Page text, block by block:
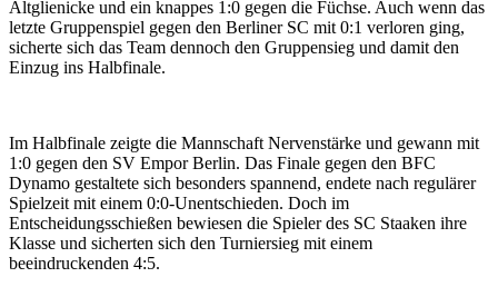
Altglienicke und ein knappes 1:0 gegen die Füchse. Auch wenn das
letzte Gruppenspiel gegen den Berliner SC mit 0:1 verloren ging,
sicherte sich das Team dennoch den Gruppensieg und damit den
Einzug ins Halbfinale.
Im Halbfinale zeigte die Mannschaft Nervenstärke und gewann mit
1:0 gegen den SV Empor Berlin. Das Finale gegen den BFC
Dynamo gestaltete sich besonders spannend, endete nach regulärer
Spielzeit mit einem 0:0-Unentschieden. Doch im
Entscheidungsschießen bewiesen die Spieler des SC Staaken ihre
Klasse und sicherten sich den Turniersieg mit einem
beeindruckenden 4:5.